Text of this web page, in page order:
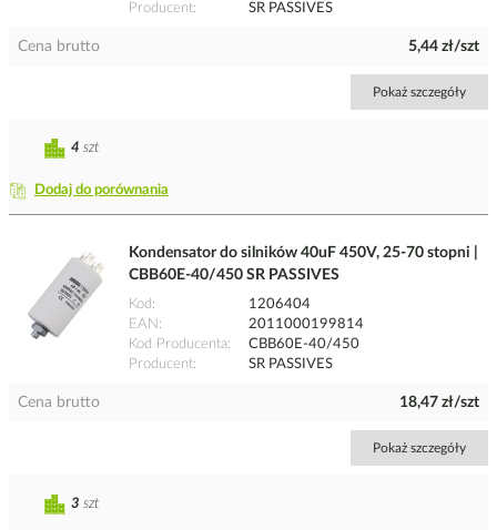
Producent
SR PASSIVES
Cena brutto 5,44 zł/szt
Pokaż szczegóły
Dodaj do porównania
4 szt
Kondensator do silników 40uF 450V, 25-70 stopni |
CBB60E-40/450 SR PASSIVES
Kod
1206404
EAN
2011000199814
Kod Producenta
CBB60E-40/450
Producent
SR PASSIVES
Cena brutto 18,47 zł/szt
Pokaż szczegóły
3 szt